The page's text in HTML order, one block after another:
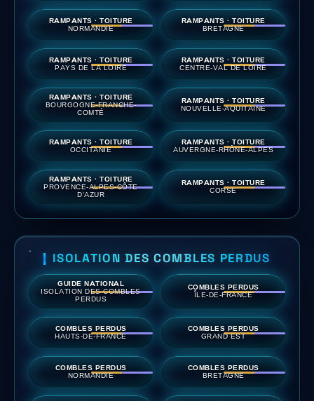
RAMPANTS · TOITURE
NORMANDIE
RAMPANTS · TOITURE
BRETAGNE
RAMPANTS · TOITURE
PAYS DE LA LOIRE
RAMPANTS · TOITURE
CENTRE-VAL DE LOIRE
RAMPANTS · TOITURE
BOURGOGNE-FRANCHE-
COMTÉ
RAMPANTS · TOITURE
NOUVELLE-AQUITAINE
RAMPANTS · TOITURE
OCCITANIE
RAMPANTS · TOITURE
AUVERGNE-RHÔNE-ALPES
RAMPANTS · TOITURE
PROVENCE-ALPES-CÔTE
D'AZUR
RAMPANTS · TOITURE
CORSE
ISOLATION DES COMBLES PERDUS
GUIDE NATIONAL
ISOLATION DES COMBLES
PERDUS
COMBLES PERDUS
ÎLE-DE-FRANCE
COMBLES PERDUS
HAUTS-DE-FRANCE
COMBLES PERDUS
GRAND EST
COMBLES PERDUS
NORMANDIE
COMBLES PERDUS
BRETAGNE